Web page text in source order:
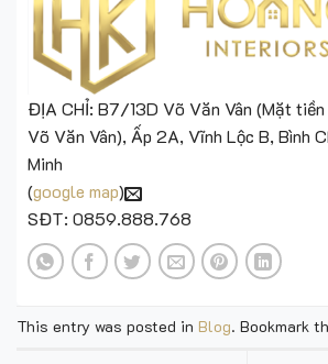
ĐỊA CHỈ: B7/13D Võ Văn Vân (Mặt tiền
Võ Văn Vân), Ấp 2A, Vĩnh Lộc B, Bình
Minh
(google map)
SĐT: 0859.888.768
This entry was posted in Blog. Bookmark